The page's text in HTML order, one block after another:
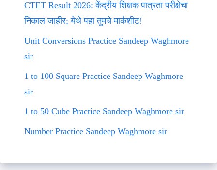
CTET Result 2026: केंद्रीय शिक्षक पात्रता परीक्षेचा
निकाल जाहीर; येथे पहा तुमचे मार्कशीट!
Unit Conversions Practice Sandeep Waghmore
sir
1 to 100 Square Practice Sandeep Waghmore
sir
1 to 50 Cube Practice Sandeep Waghmore sir
Number Practice Sandeep Waghmore sir